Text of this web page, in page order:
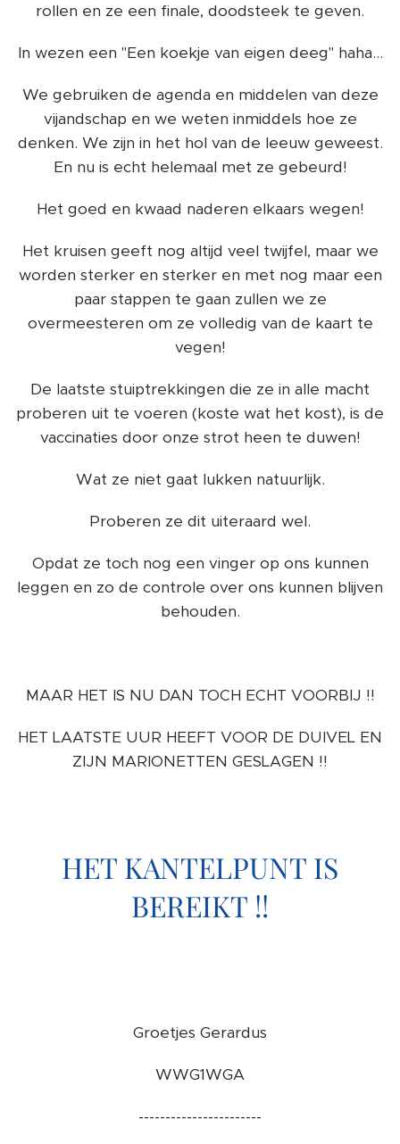
rollen en ze een finale, doodsteek te geven.
In wezen een "Een koekje van eigen deeg" haha...
We gebruiken de agenda en middelen van deze
vijandschap en we weten inmiddels hoe ze
denken. We zijn in het hol van de leeuw geweest.
En nu is echt helemaal met ze gebeurd!
Het goed en kwaad naderen elkaars wegen!
Het kruisen geeft nog altijd veel twijfel, maar we
worden sterker en sterker en met nog maar een
paar stappen te gaan zullen we ze
overmeesteren om ze volledig van de kaart te
vegen!
De laatste stuiptrekkingen die ze in alle macht
proberen uit te voeren (koste wat het kost), is de
vaccinaties door onze strot heen te duwen!
Wat ze niet gaat lukken natuurlijk.
Proberen ze dit uiteraard wel.
Opdat ze toch nog een vinger op ons kunnen
leggen en zo de controle over ons kunnen blijven
behouden.
MAAR HET IS NU DAN TOCH ECHT VOORBIJ !!
HET LAATSTE UUR HEEFT VOOR DE DUIVEL EN
ZIJN MARIONETTEN GESLAGEN !!
HET KANTELPUNT IS
BEREIKT !!
Groetjes Gerardus
WWG1WGA
-----------------------